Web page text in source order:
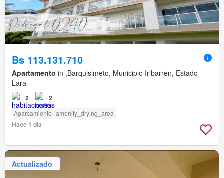
Bs 113.131.710
Apartamento in ,Barquisimeto, Municipio Iribarren, Estado
Lara
2 2
Aparcamiento amenity_drying_area
Hace 1 día
Actualizado